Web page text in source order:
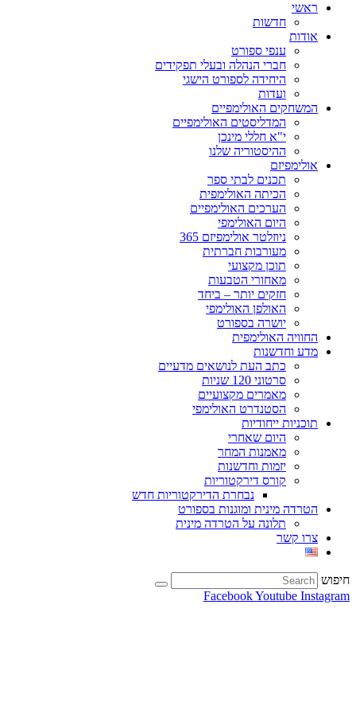
ראשי
חדשות
אודות
ענפי ספורט
חברי הנהלה ובעלי תפקידים
היחידה לספורט הישגי
ועדות
המשחקים האולימפיים
המדליסטים האולימפיים
י"א חללי מינכן
ההיסטוריה שלנו
אולימפיזם
תכנים לבתי ספר
הכיתה האולימפית
הערכים האולימפיים
היום האולימפי
ניוזלטר אולימפיזם 365
מעורבות חברתית
תוכן מקצועי
מאחורי הטבעות
חזקים יותר – ביחד
האולפן האולימפי
יושרה בספורט
החוויה האולימפית
מדע וחדשנות
כתב העת לנושאים מדעיים
סרטוני 120 שניות
מאמרים מקצועיים
הסטנדרט האולימפי
תוכניות ייחודיות
היום שאחרי
מאמנות המחר
יזמות וחדשנות
קורס דירקטוריות
נבחרת הדירקטוריות חדש
הטרדה מינית ומוגנות בספורט
תלונה על הטרדה מינית
צרו קשר
חיפוש
FacebookYoutube Instagram